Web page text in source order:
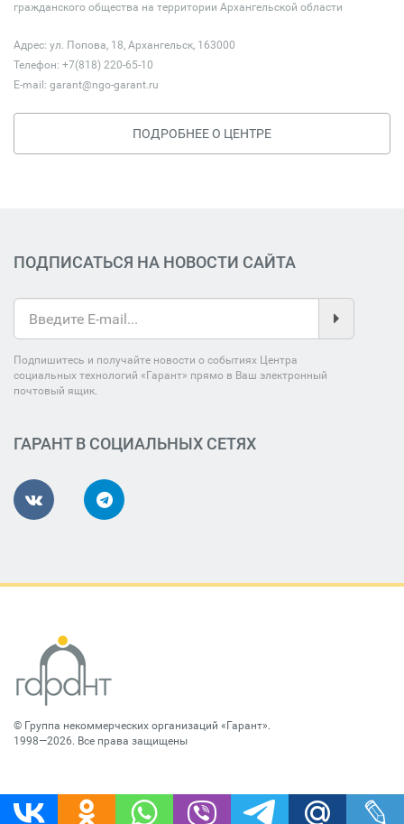
гражданского общества на территории Архангельской области
Адрес: ул. Попова, 18, Архангельск, 163000
Телефон: +7(818) 220-65-10
E-mail: garant@ngo-garant.ru
ПОДРОБНЕЕ О ЦЕНТРЕ
ПОДПИСАТЬСЯ НА НОВОСТИ САЙТА
Подпишитесь и получайте новости о событиях Центра
социальных технологий «Гарант» прямо в Ваш электронный
почтовый ящик.
ГАРАНТ В СОЦИАЛЬНЫХ СЕТЯХ
© Группа некоммерческих организаций «Гарант».
1998—2026. Все права защищены